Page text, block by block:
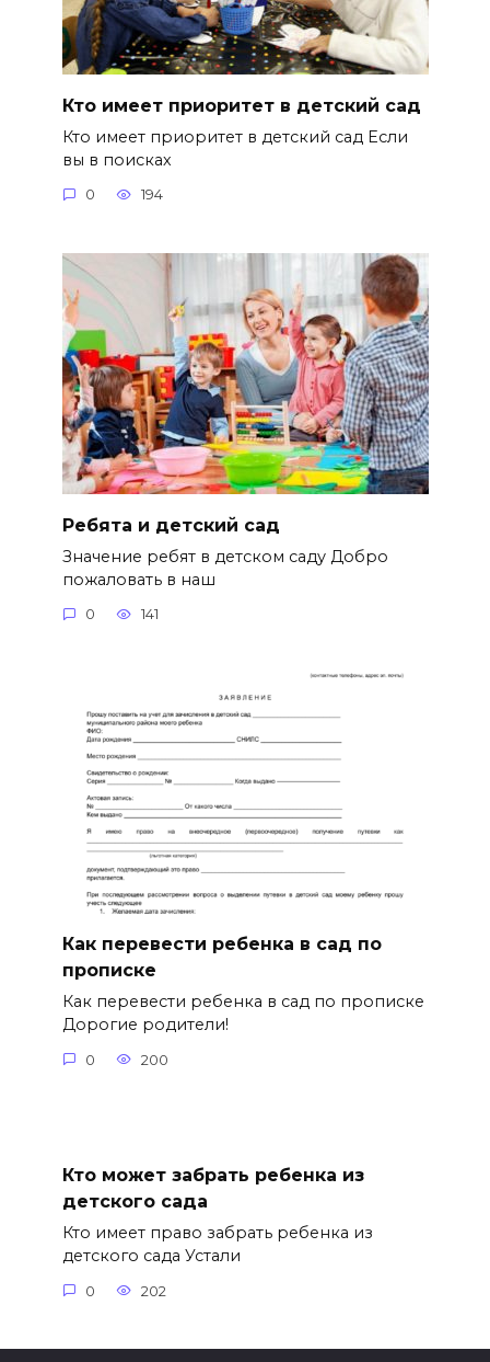
Кто имеет приоритет в детский сад
Кто имеет приоритет в детский сад Если
вы в поисках
0 194
Ребята и детский сад
Значение ребят в детском саду Добро
пожаловать в наш
0 141
Как перевести ребенка в сад по
прописке
Как перевести ребенка в сад по прописке
Дорогие родители!
0 200
Кто может забрать ребенка из
детского сада
Кто имеет право забрать ребенка из
детского сада Устали
0 202